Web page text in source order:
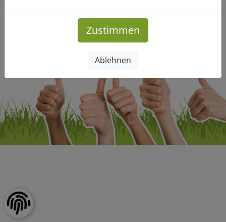
Copyright © Freizeitclub-Leipzig.de. Alle Rechte vorbehalten.
Zustimmen
Ablehnen